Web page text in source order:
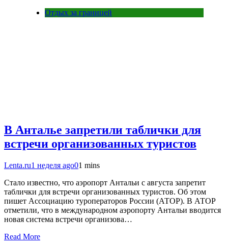
Отдых за границей
В Анталье запретили таблички для
встречи организованных туристов
Lenta.ru1 неделя ago01 mins
Стало известно, что аэропорт Антальи с августа запретит
таблички для встречи организованных туристов. Об этом
пишет Ассоциацию туроператоров России (АТОР). В АТОР
отметили, что в международном аэропорту Антальи вводится
новая система встречи организова…
Read More